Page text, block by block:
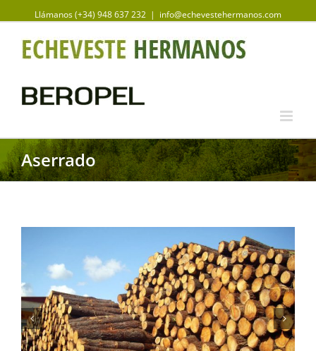
Llámanos (+34) 948 637 232 | info@echevestehermanos.com
Aserrado